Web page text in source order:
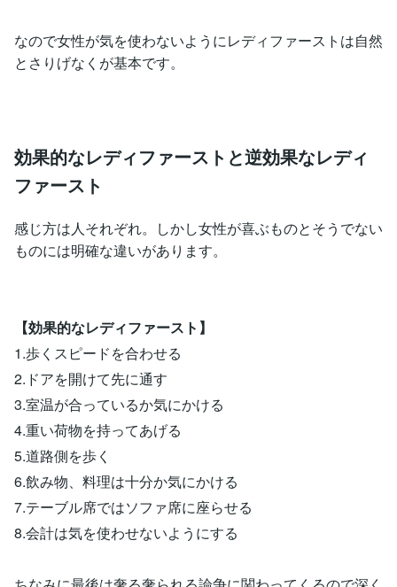
なので女性が気を使わないようにレディファーストは自然
とさりげなくが基本です。
効果的なレディファーストと逆効果なレディ
ファースト
感じ方は人それぞれ。しかし女性が喜ぶものとそうでない
ものには明確な違いがあります。
【効果的なレディファースト】
1.歩くスピードを合わせる
2.ドアを開けて先に通す
3.室温が合っているか気にかける
4.重い荷物を持ってあげる
5.道路側を歩く
6.飲み物、料理は十分か気にかける
7.テーブル席ではソファ席に座らせる
8.会計は気を使わせないようにする